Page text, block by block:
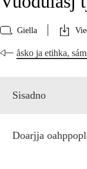
Giella
åsko ja etihka,
Sisadno
Doarjja